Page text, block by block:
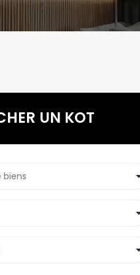
UN KOT